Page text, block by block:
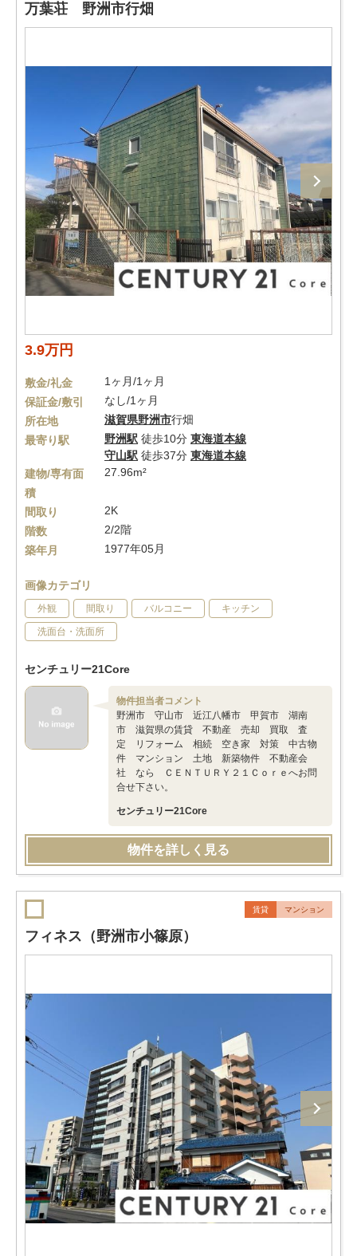
万葉荘 野洲市行畑
3.9万円
敷金/礼金
1ヶ月/1ヶ月
保証金/敷引
なし/1ヶ月
所在地
滋賀県野洲市行畑
最寄り駅
野洲駅 徒歩10分 東海道本線
守山駅 徒歩37分 東海道本線
建物/専有面
積
27.96m²
間取り
2K
階数
2/2階
築年月
1977年05月
画像カテゴリ
外観 間取り バルコニー キッチン
洗面台・洗面所
センチュリー21Core
物件担当者コメント
野洲市 守山市 近江八幡市 甲賀市 湖南
市 滋賀県の賃貸 不動産 売却 買取 査
定 リフォーム 相続 空き家 対策 中古物
件 マンション 土地 新築物件 不動産会
社 なら ＣＥＮＴＵＲＹ２１Ｃｏｒｅへお問
合せ下さい。
センチュリー21Core
物件を詳しく見る
賃貸 マンション
フィネス（野洲市小篠原）